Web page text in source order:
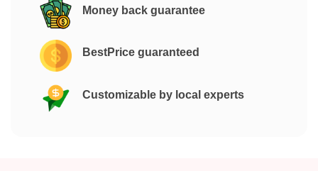
Money back guarantee
BestPrice guaranteed
Customizable by local experts